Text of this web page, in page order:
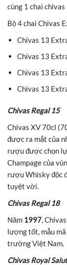
cùng 1 chai chivas
Bộ 4 chai Chivas
Chivas 13
Chivas 13
Chivas 13
Chivas 13
Chivas Regal 15
Chivas XV 70cl
được ra mắt của
rượu được chọn
Champage của
rượu Whisky độc
tuyệt vời.
Chivas Regal 18
Năm 1997,
lượng tốt, mẫu mã
trường Việt Nam.
Chivas Royal